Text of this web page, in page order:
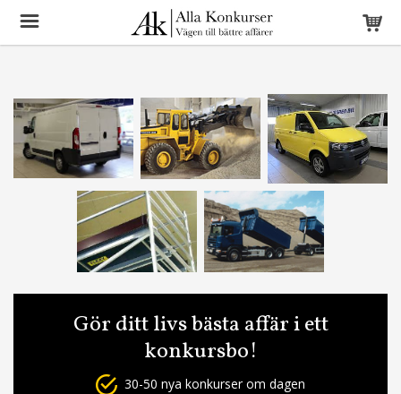
Gör ditt livs bästa affär i ett
konkursbo!
30-50 nya konkurser om dagen